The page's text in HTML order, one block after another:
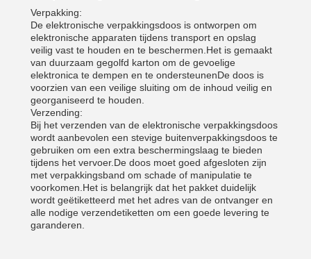
Verpakking:
De elektronische verpakkingsdoos is ontworpen om
elektronische apparaten tijdens transport en opslag
veilig vast te houden en te beschermen.Het is gemaakt
van duurzaam gegolfd karton om de gevoelige
elektronica te dempen en te ondersteunenDe doos is
voorzien van een veilige sluiting om de inhoud veilig en
georganiseerd te houden.
Verzending:
Bij het verzenden van de elektronische verpakkingsdoos
wordt aanbevolen een stevige buitenverpakkingsdoos te
gebruiken om een extra beschermingslaag te bieden
tijdens het vervoer.De doos moet goed afgesloten zijn
met verpakkingsband om schade of manipulatie te
voorkomen.Het is belangrijk dat het pakket duidelijk
wordt geëtiketteerd met het adres van de ontvanger en
alle nodige verzendetiketten om een goede levering te
garanderen.